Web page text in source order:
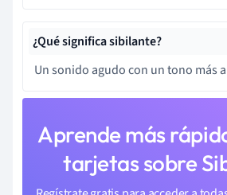
¿Qué significa sibilante?
Un sonido agudo con un tono más
Aprende más
tarjetas sobre